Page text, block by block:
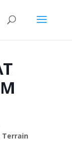
Terrain